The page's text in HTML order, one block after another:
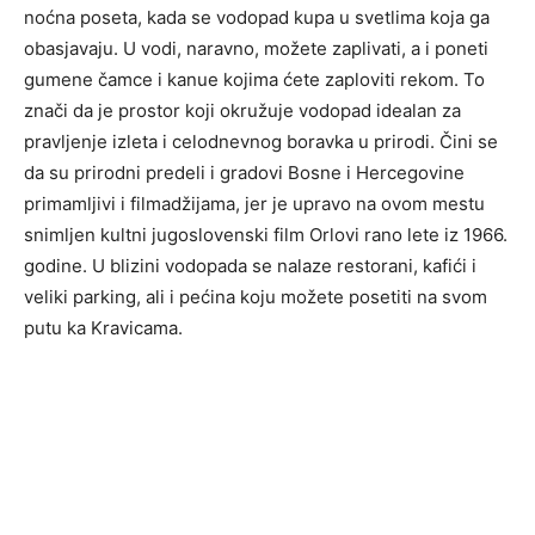
noćna poseta, kada se vodopad kupa u svetlima koja ga
obasjavaju. U vodi, naravno, možete zaplivati, a i poneti
gumene čamce i kanue kojima ćete zaploviti rekom. To
znači da je prostor koji okružuje vodopad idealan za
pravljenje izleta i celodnevnog boravka u prirodi. Čini se
da su prirodni predeli i gradovi Bosne i Hercegovine
primamljivi i filmadžijama, jer je upravo na ovom mestu
snimljen kultni jugoslovenski film Orlovi rano lete iz 1966.
godine. U blizini vodopada se nalaze restorani, kafići i
veliki parking, ali i pećina koju možete posetiti na svom
putu ka Kravicama.